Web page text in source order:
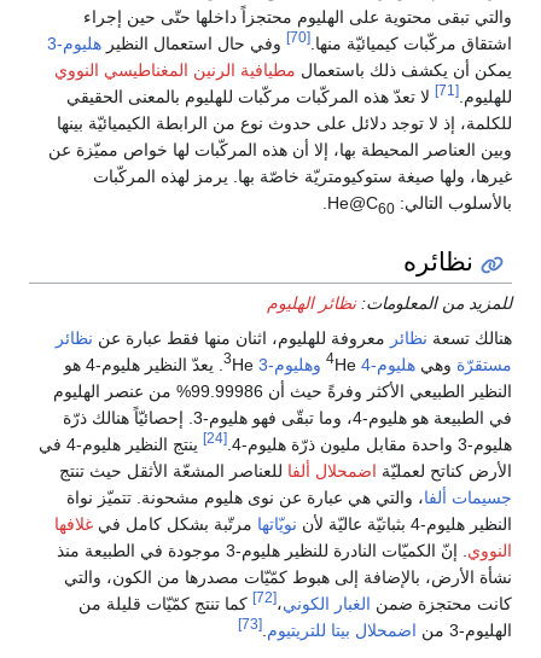
والتي تبقى محتوية على الهليوم محتجزاً داخلها حتّى حين إجراء
اشتقاق مركّبات كيميائيّة منها.[70] وفي حال استعمال النظير هليوم-3
يمكن أن يكشف ذلك باستعمال مطيافية الرنين المغناطيسي النووي
للهليوم.[71]
لا تعدّ هذه المركّبات مركّبات للهليوم بالمعنى الحقيقي
للكلمة، إذ لا توجد دلائل على حدوث نوع من الرابطة الكيميائيّة بينها
وبين العناصر المحيطة بها، إلا أن هذه المركّبات لها خواص مميّزة عن
غيرها، ولها صيغة ستوكيومتريّة خاصّة بها. يرمز لهذه المركّبات
بالأسلوب التالي: He@C 60
.
نظائره
للمزيد من المعلومات:نظائر الهليوم
هنالك تسعة نظائر معروفة للهليوم، اثنان منها فقط عبارة عن نظائر
مستقرّة وهي هليوم-4 4He وهليوم-3 3
He. يعدّ النظير هليوم-4 هو
النظير الطبيعي الأكثر وفرةً حيث أن 99.99986% من عنصر الهليوم
في الطبيعة هو هليوم-4، وما تبقّى فهو هليوم-3. إحصائيّاً هنالك ذرّة
هليوم-3 واحدة مقابل مليون ذرّة هليوم-4.
[24]
ينتج النظير هليوم-4 في
الأرض كناتح لعمليّة اضمحلال ألفا للعناصر المشعّة الأثقل حيث تنتج
جسيمات ألفا، والتي هي عبارة عن نوى هليوم مشحونة. تتميّز نواة
النظير هليوم-4 بثباتيّة عاليّة لأن
نويّاتها مرتّبة بشكل كامل في غلافها
النووي
. إنّ الكميّات النادرة للنظير هليوم-3 موجودة في الطبيعة منذ
نشأة الأرض، بالإضافة إلى هبوط كمّيّات مصدرها من الكون، والتي
كانت محتجزة ضمن الغبار الكوني،[72]
كما تنتج كمّيّات قليلة من
الهليوم-3 من
اضمحلال بيتا للتريتيوم [73]